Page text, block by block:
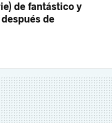
de fantástico y
de